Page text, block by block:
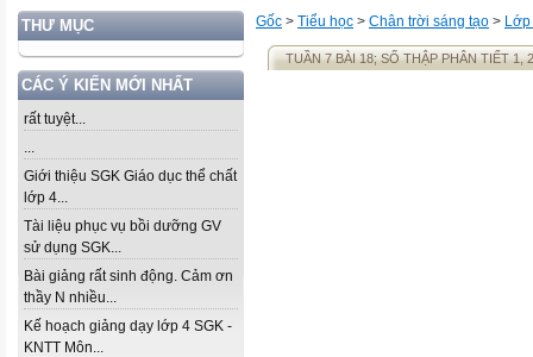
THƯ MỤC
CÁC Ý KIẾN MỚI NHẤT
rất tuyệt...
...
Giới thiệu SGK Giáo dục thể chất
lớp 4...
Tài liệu phục vụ bồi dưỡng GV
sử dụng SGK...
Bài giảng rất sinh động. Cảm ơn
thầy N nhiều...
Kế hoạch giảng dạy lớp 4 SGK -
KNTT Môn...
Gốc > Tiểu học > Chân trời sáng tạo >
TUẦN 7 BÀI 18; SỐ THẬP PHÂN TIẾT 1, 2